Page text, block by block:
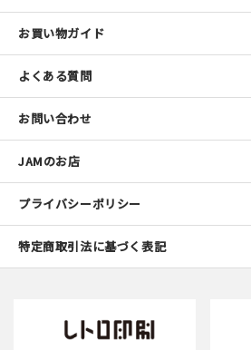
お買い物ガイド
よくある質問
お問い合わせ
JAMのお店
プライバシーポリシー
特定商取引法に基づく表記